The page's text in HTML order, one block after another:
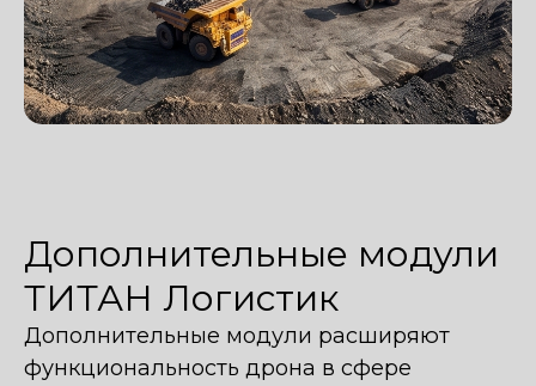
Дополнительные модули
ТИТАН Логистик
Дополнительные модули расширяют
функциональность дрона в сфере